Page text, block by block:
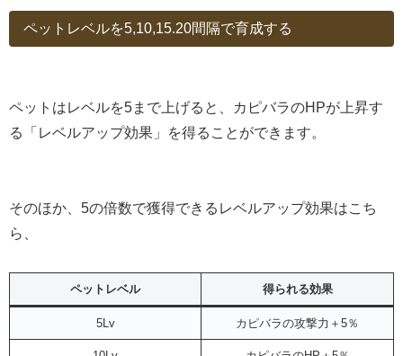
ペットレベルを5,10,15.20間隔で育成する
ペットはレベルを5まで上げると、カピバラのHPが上昇す
る「レベルアップ効果」を得ることができます。
そのほか、5の倍数で獲得できるレベルアップ効果はこち
ら、
ペットレベル 得られる効果
5Lv カピバラの攻撃力＋5％